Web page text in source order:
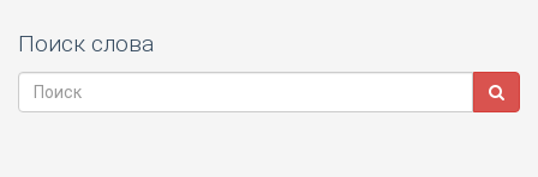
Поиск слова